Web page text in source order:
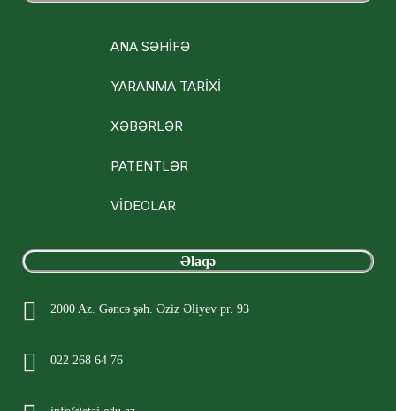
ANA SƏHİFƏ
YARANMA TARİXİ
XƏBƏRLƏR
PATENTLƏR
VİDEOLAR
Əlaqə
2000 Az. Gəncə şəh. Əziz Əliyev pr. 93
022 268 64 76